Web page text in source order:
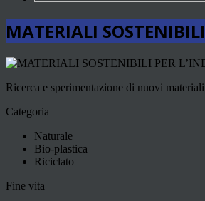
MATERIALI
Ricerca e sperimentazione di nuovi
Categoria
Naturale
Bio-plastica
Riciclato
Fine vita